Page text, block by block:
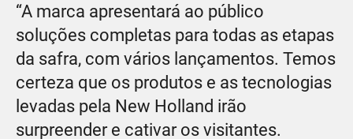
“A marca apresentará ao público
soluções completas para todas as etapas
da safra, com vários lançamentos. Temos
certeza que os produtos e as tecnologias
levadas pela New Holland irão
surpreender e cativar os visitantes.